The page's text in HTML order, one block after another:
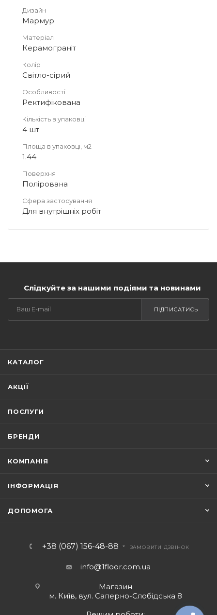
Дизайн
Мармур
Матеріал
Керамограніт
Колір
Світло-сірий
Особливості
Ректифікована
Кількість в упаковці
4 шт
Площа в упаковці, м2
1.44
Поверхня
Полірована
Сфера застосування
Для внутрішніх робіт
Слідкуйте за нашими подіями та новинами
ПІДПИСАТИСЬ
КАТАЛОГ
АКЦІЇ
ПОСЛУГИ
БРЕНДИ
КОМПАНІЯ
ІНФОРМАЦІЯ
ДОПОМОГА
+38 (067) 156-48-88 ЗАМОВИТИ ДЗВІНОК
info@1floor.com.ua
Магазин
м. Київ, вул. Саперно-Слобідська 8